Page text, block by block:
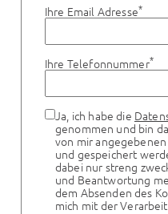
Ihre Email Adresse*
Ihre Telefonnummer*
Ja, ich habe die
genommen und bin
von mir
und gespeichert
dabei nur streng
und Beantwortung
dem Absenden des
mich mit der